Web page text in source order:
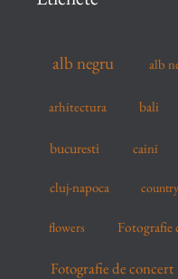
alb negru alb
arhitectura bali
bucuresti caini
cluj-napoca
flowers Fotografie
Fotografie de concert